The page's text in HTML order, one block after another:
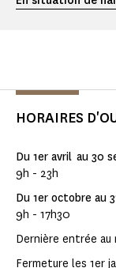
HORAIRES
Du 1er avril au 30
9h - 23h
Du 1er octobre au
9h - 17h30
Dernière entrée au
Fermeture les 1er